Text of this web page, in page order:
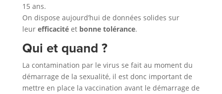
15 ans.
On dispose aujourd’hui de données solides sur
leur efficacitéet bonne tolérance.
Qui et quand ?
La contamination par le virus se fait au moment du
démarrage de la sexualité, il est donc important de
mettre en place la vaccination avant le démarrage de